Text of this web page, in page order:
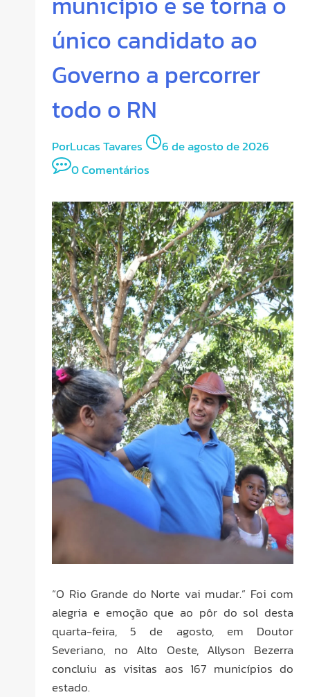
único candidato ao
Governo a percorrer
todo o RN
PorLucas Tavares
6 de agosto de 2026
0 Comentários
“O Rio Grande do Norte vai mudar.” Foi com
alegria e emoção que ao pôr do sol desta
quarta-feira, 5 de agosto, em Doutor
Severiano, no Alto Oeste, Allyson Bezerra
concluiu as visitas aos 167 municípios do
estado.